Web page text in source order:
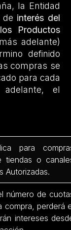
la Entidad
de interés del
Productos
adelante)
definido
compras se
para cada
el
para
tiendas o
Autorizadas.
número de
compra, perderá
intereses